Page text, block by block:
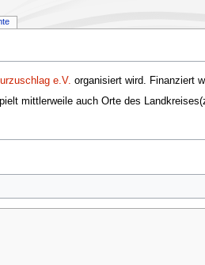
e.V. organisiert wird. Finanziert
mittlerweile auch Orte des